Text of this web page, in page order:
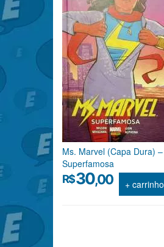
Ms. Marvel (Capa Dura) –
Superfamosa
R$30,00 + carrinho